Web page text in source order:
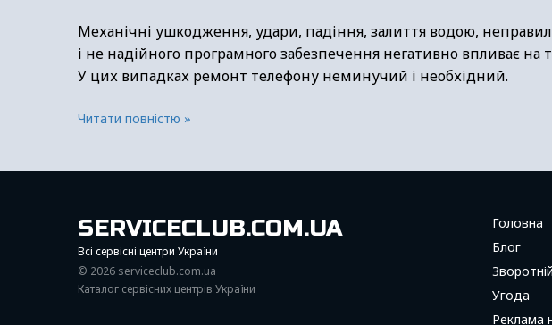
Механічні ушкодження, удари, падіння, залиття водою,
і не надійного програмного забезпечення негативно впливає на
У цих випадках ремонт телефону неминучий і необхідний.
Читати повністю »
SERVICECLUB.COM.UA
Всі сервісні центри України
© 2026 serviceсlub.com.ua
Каталог сервісних центрів України
Головна
Блог
Угода
Реклама